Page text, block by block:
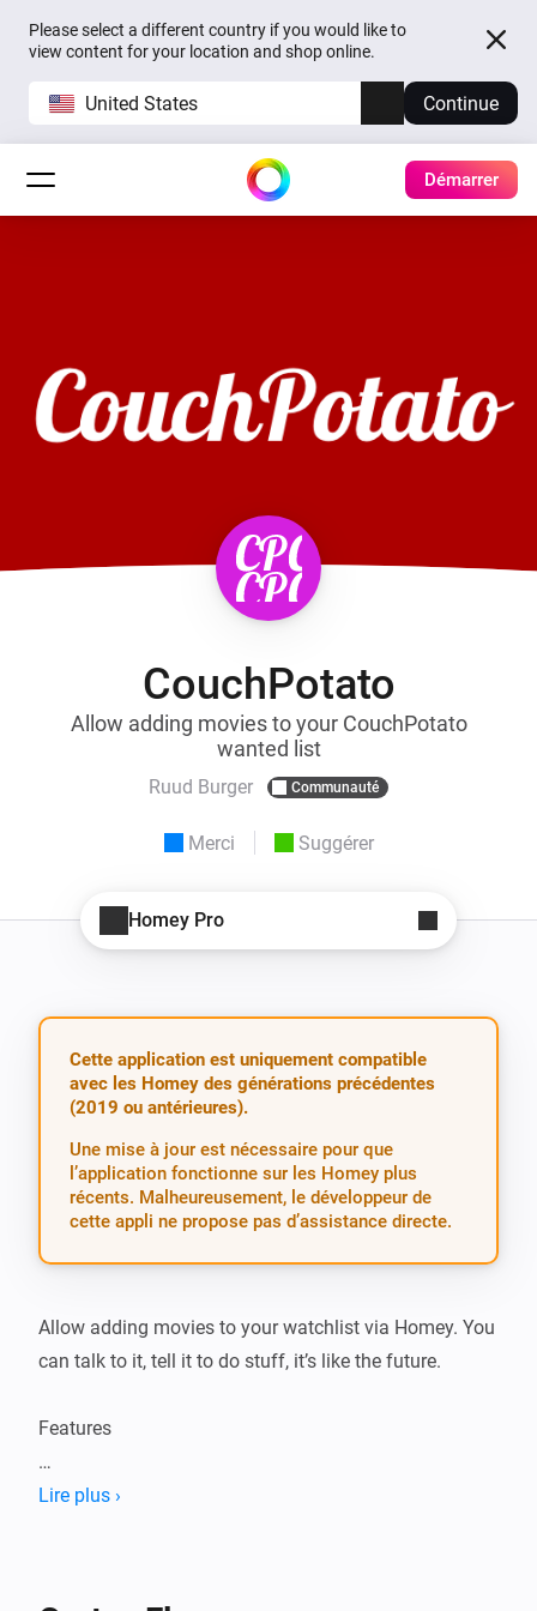
Please select a different country if you would like to
view content for your location and shop online.
United States Continue
Démarrer
CouchPotato
Allow adding movies to your CouchPotato
wanted list
Ruud Burger Communauté
Merci Suggérer
Homey Pro
Cette application est uniquement compatible
avec les Homey des générations précédentes
(2019 ou antérieures).
Une mise à jour est nécessaire pour que
l’application fonctionne sur les Homey plus
récents. Malheureusement, le développeur de
cette appli ne propose pas d’assistance directe.
Allow adding movies to your watchlist via Homey. You
can talk to it, tell it to do stuff, it’s like the future.
Features
-   Add movies
Lire plus ›